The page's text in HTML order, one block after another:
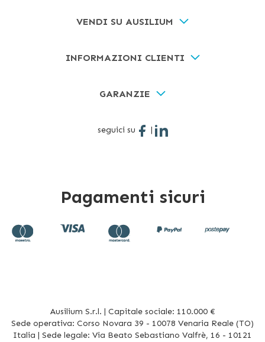
VENDI SU AUSILIUM
INFORMAZIONI CLIENTI
GARANZIE
seguici su |
Pagamenti sicuri
Ausilium S.r.l. | Capitale sociale: 110.000 €
Sede operativa: Corso Novara 39 - 10078 Venaria Reale (TO)
Italia | Sede legale: Via Beato Sebastiano Valfrè, 16 - 10121